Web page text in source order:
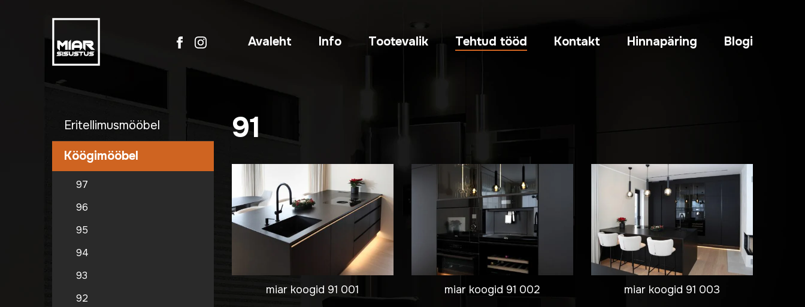
Avaleht Info Tootevalik Tehtud tööd Kontakt Hinnapäring Blogi
Eritellimusmööbel
Köögimööbel
97
96
95
94
93
92
91
miar koogid 91 001 miar koogid 91 002 miar koogid 91 003